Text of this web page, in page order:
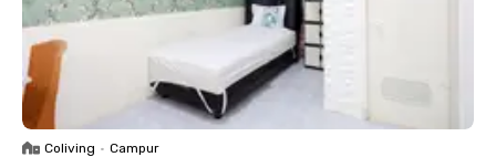
Coliving • Campur